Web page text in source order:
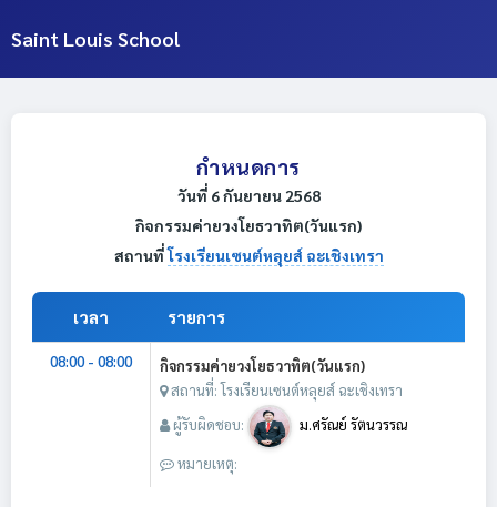
Saint Louis School
กำหนดการ
วันที่ 6 กันยายน 2568
กิจกรรมค่ายวงโยธวาทิต(วันแรก)
สถานที่โรงเรียนเซนต์หลุยส์ ฉะเชิงเทรา
เวลา รายการ
08:00 - 08:00
กิจกรรมค่ายวงโยธวาทิต(วันแรก)
สถานที่: โรงเรียนเซนต์หลุยส์ ฉะเชิงเทรา
ผู้รับผิดชอบ:
ม.ศรัณย์ รัตนวรรณ
หมายเหตุ: